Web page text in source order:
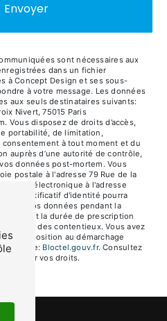
Envoyer
sont nécessaires aux
dans un fichier
à Concept Design et ses sous-
à votre message. Les données
aux seuls destinataires suivants:
Nivert, 75015 Paris
Vous disposez de droits d’accès,
portabilité, de limitation,
à tout moment et du
auprès d’une autorité de contrôle,
données post-mortem. Vous
postale à l'adresse 79 Rue de la
courrier électronique à l'adresse
Un justificatif d'identité pourra
vos données pendant la
pendant la durée de prescription
gestion des contentieux. Vous avez
d'opposition au démarchage
adresse: Bloctel.gouv.fr. Consultez
sur vos droits.